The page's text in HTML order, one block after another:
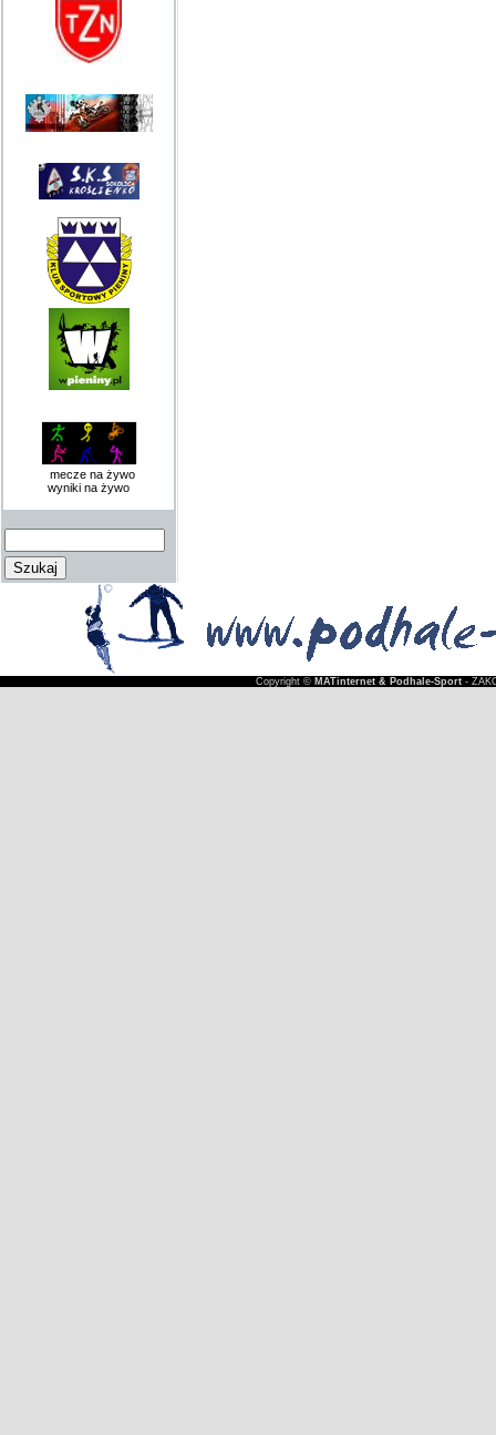
mecze na żywo
wyniki na żywo
Copyright © MATinternet & Podhale-Sport-